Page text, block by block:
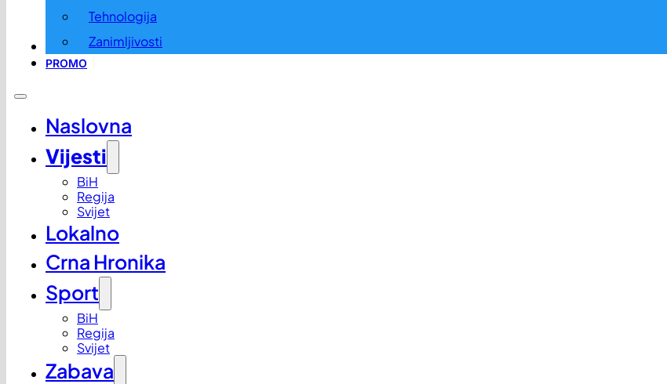
Tehnologija
Zanimljivosti
OGLASI I KONKURSI
PROMO
Naslovna
Vijesti
BiH
Regija
Svijet
Lokalno
Crna Hronika
Sport
BiH
Regija
Svijet
Zabava